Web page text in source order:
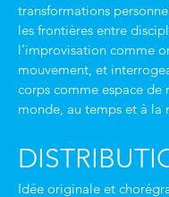
transformations
les frontières entre
l’improvisation comme
mouvement, et
corps comme espace
monde, au temps et à la
Idée originale et